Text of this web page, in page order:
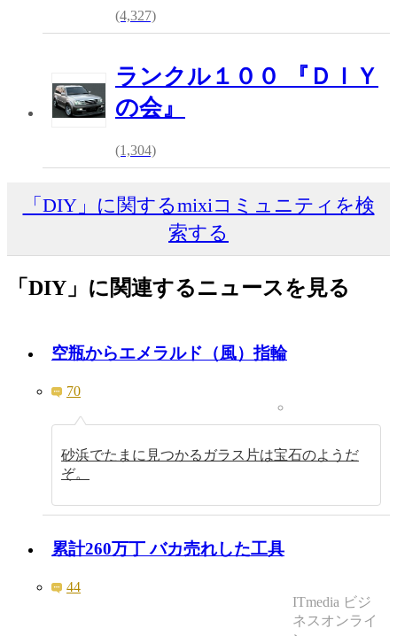
(4,327)
ランクル１００ 『ＤＩＹ
の会』
(1,304)
「DIY」に関するmixiコミュニティを検
索する
「DIY」に関連するニュースを見る
空瓶からエメラルド（風）指輪
70
砂浜でたまに見つかるガラス片は宝石のようだ
ぞ。
累計260万丁 バカ売れした工具
44
ITmedia ビジ
ネスオンライ